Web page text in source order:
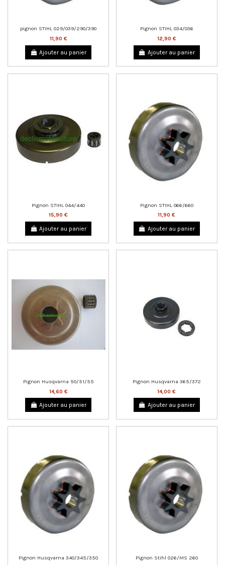
pignon STIHL 029/039/290/390
11,90 €
Ajouter au panier
Pignon STIHL 034/036
12,90 €
Ajouter au panier
Pignon STIHL 044/440
15,90 €
Ajouter au panier
Pignon STIHL 066/660
11,90 €
Ajouter au panier
Pignon Husqvarna 50/51/55
14,60 €
Ajouter au panier
Pignon Husqvarna 365/372
14,00 €
Ajouter au panier
Pignon Husqvarna 340/345/350
Pignon Stihl 026/MS 260